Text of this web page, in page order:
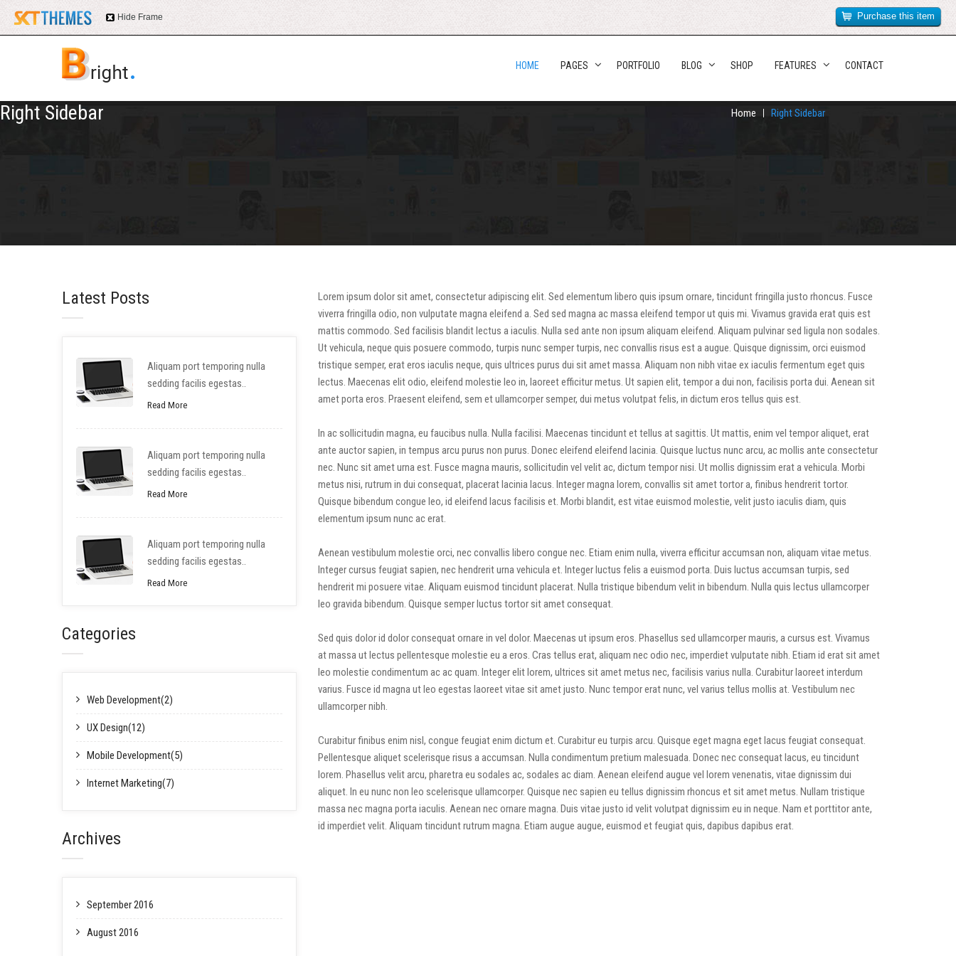
Hide Frame Purchase this item
12 8888 6666
HOME PAGES PORTFOLIO BLOG SHOP FEATURES CONTACT
Right Sidebar Home Right Sidebar
Lorem ipsum dolor sit amet, consectetur adipiscing elit. Sed elementum libero quis ipsum ornare, tincidunt fringilla justo rhoncus. Fusce
viverra fringilla odio, non vulputate magna eleifend a. Sed sed magna ac massa eleifend tempor ut quis mi. Vivamus gravida erat quis est
mattis commodo. Sed facilisis blandit lectus a iaculis. Nulla sed ante non ipsum aliquam eleifend. Aliquam pulvinar sed ligula non sodales.
Ut vehicula, neque quis posuere commodo, turpis nunc semper turpis, nec convallis risus est a augue. Quisque dignissim, orci euismod
tristique semper, erat eros iaculis neque, quis ultrices purus dui sit amet massa. Aliquam non nibh vitae ex iaculis fermentum eget quis
lectus. Maecenas elit odio, eleifend molestie leo in, laoreet efficitur metus. Ut sapien elit, tempor a dui non, facilisis porta dui. Aenean sit
amet porta eros. Praesent eleifend, sem et ullamcorper semper, dui metus volutpat felis, in dictum eros tellus quis est.
In ac sollicitudin magna, eu faucibus nulla. Nulla facilisi. Maecenas tincidunt et tellus at sagittis. Ut mattis, enim vel tempor aliquet, erat
ante auctor sapien, in tempus arcu purus non purus. Donec eleifend eleifend lacinia. Quisque luctus nunc arcu, ac mollis ante consectetur
nec. Nunc sit amet urna est. Fusce magna mauris, sollicitudin vel velit ac, dictum tempor nisi. Ut mollis dignissim erat a vehicula. Morbi
metus nisi, rutrum in dui consequat, placerat lacinia lacus. Integer magna lorem, convallis sit amet tortor a, finibus hendrerit tortor.
Quisque bibendum congue leo, id eleifend lacus facilisis et. Morbi blandit, est vitae euismod molestie, velit justo iaculis diam, quis
elementum ipsum nunc ac erat.
Aenean vestibulum molestie orci, nec convallis libero congue nec. Etiam enim nulla, viverra efficitur accumsan non, aliquam vitae metus.
Integer cursus feugiat sapien, nec hendrerit urna vehicula et. Integer luctus felis a euismod porta. Duis luctus accumsan turpis, sed
hendrerit mi posuere vitae. Aliquam euismod tincidunt placerat. Nulla tristique bibendum velit in bibendum. Nulla quis lectus ullamcorper
leo gravida bibendum. Quisque semper luctus tortor sit amet consequat.
Sed quis dolor id dolor consequat ornare in vel dolor. Maecenas ut ipsum eros. Phasellus sed ullamcorper mauris, a cursus est. Vivamus
at massa ut lectus pellentesque molestie eu a eros. Cras tellus erat, aliquam nec odio nec, imperdiet vulputate nibh. Etiam id erat sit amet
leo molestie condimentum ac ac quam. Integer elit lorem, ultrices sit amet metus nec, facilisis varius nulla. Curabitur laoreet interdum
varius. Fusce id magna ut leo egestas laoreet vitae sit amet justo. Nunc tempor erat nunc, vel varius tellus mollis at. Vestibulum nec
ullamcorper nibh.
Curabitur finibus enim nisl, congue feugiat enim dictum et. Curabitur eu turpis arcu. Quisque eget magna eget lacus feugiat consequat.
Pellentesque aliquet scelerisque risus a accumsan. Nulla condimentum pretium malesuada. Donec nec consequat lacus, eu tincidunt
lorem. Phasellus velit arcu, pharetra eu sodales ac, sodales ac diam. Aenean eleifend augue vel lorem venenatis, vitae dignissim dui
aliquet. In eu nunc non leo scelerisque ullamcorper. Quisque nec sapien eu tellus dignissim rhoncus et sit amet metus. Nullam tristique
massa nec magna porta iaculis. Aenean nec ornare magna. Duis vitae justo id velit volutpat dignissim eu in neque. Nam et porttitor ante,
id imperdiet velit. Aliquam tincidunt rutrum magna. Etiam augue augue, euismod et feugiat quis, dapibus dapibus erat.
Latest Posts
Aliquam port temporing nulla
sedding facilis egestas..
Read More
Aliquam port temporing nulla
sedding facilis egestas..
Read More
Aliquam port temporing nulla
sedding facilis egestas..
Read More
Categories
Web Development(2)
UX Design(12)
Mobile Development(5)
Internet Marketing(7)
Archives
September 2016
August 2016